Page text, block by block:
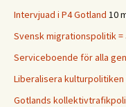
Intervjuad i P4 Gotland 10
Svensk migrationspolitik
Serviceboende för alla
Liberalisera kulturpolitiken
Gotlands